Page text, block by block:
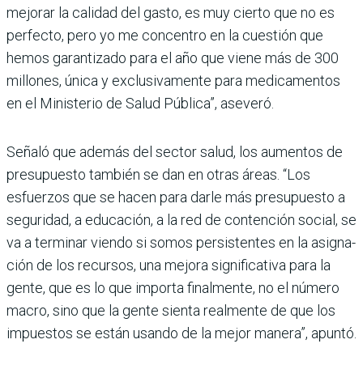
mejorar la calidad del gasto, es muy cierto que no es
perfecto, pero yo me concentro en la cuestión que
hemos garan­tizado para el año que viene más de 300
millo­nes, única y exclusiva­mente para medicamentos
en el Ministerio de Salud Pública”, aseveró.
Señaló que además del sector salud, los aumen­tos de
presupuesto tam­bién se dan en otras áreas. “Los
esfuerzos que se hacen para darle más presupuesto a
seguridad, a educación, a la red de contención social, se
va a terminar viendo si somos persistentes en la asigna­
ción de los recursos, una mejora significativa para la
gente, que es lo que importa finalmente, no el número
macro, sino que la gente sienta realmente de que los
impuestos se están usando de la mejor manera”, apuntó.